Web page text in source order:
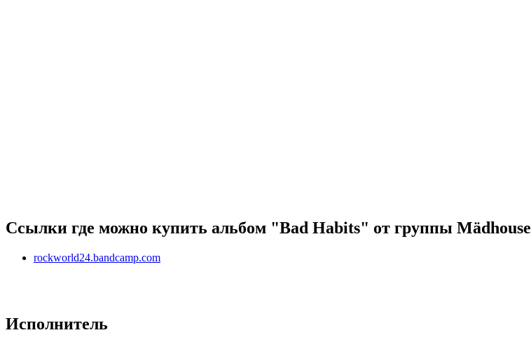
Ссылки где можно купить альбом "Bad Habits" от группы Mädhouse
rockworld24.bandcamp.com
Исполнитель